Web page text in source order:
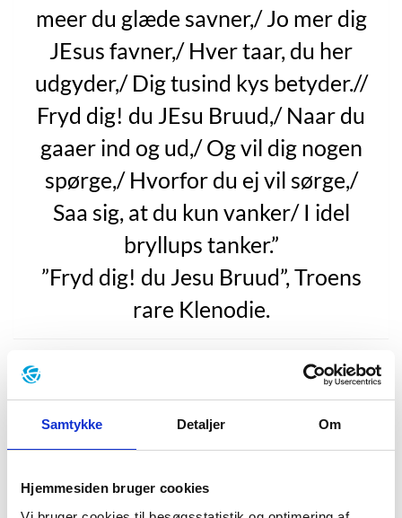
Samtykke Detaljer Om
Hjemmesiden bruger cookies
meer du glæde savner,/ Jo mer dig
JEsus favner,/ Hver taar, du her
udgyder,/ Dig tusind kys betyder.//
Fryd dig! du JEsu Bruud,/ Naar du
gaaer ind og ud,/ Og vil dig nogen
spørge,/ Hvorfor du ej vil sørge,/
Saa sig, at du kun vanker/ I idel
bryllups tanker.”
”Fryd dig! du Jesu Bruud”, Troens
rare Klenodie.
Da Brorson var præst, begyndte han at skrive salmer
hæfter. I 1739 blev de imidlertid samlet i bogen
består af ikke mindre end 274 salmer og er et